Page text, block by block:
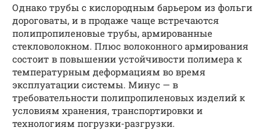
Однако трубы с кислородным барьером из фольги
дороговаты, и в продаже чаще встречаются
полипропиленовые трубы, армированные
стекловолокном. Плюс волоконного армирования
состоит в повышении устойчивости полимера к
температурным деформациям во время
эксплуатации системы. Минус — в
требовательности полипропиленовых изделий к
условиям хранения, транспортировки и
технологиям погрузки-разгрузки.